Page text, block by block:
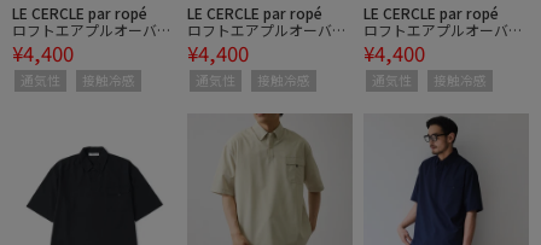
LE CERCLE par ropé
ロフトエアプルオーバー
トップス / セットアップ
対応 / 接触冷感 / UVケア
¥4,400
通気性 接触冷感
LE CERCLE par ropé
ロフトエアプルオーバー
トップス / セットアップ
対応 / 接触冷感 / UVケア
¥4,400
通気性 接触冷感
LE CERCLE par ropé
ロフトエアプルオーバー
トップス / セットアップ
対応 / 接触冷感 / UVケア
¥4,400
通気性 接触冷感